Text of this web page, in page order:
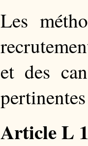
Les
et des
Article L